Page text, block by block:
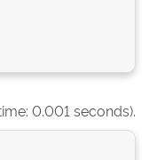
0.001 seconds).